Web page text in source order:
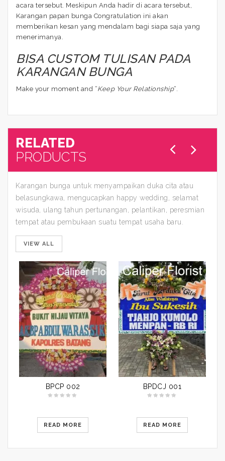
acara tersebut. Meskipun Anda hadir di acara tersebut,
Karangan papan bunga Congratulation ini akan
memberikan kesan yang mendalam bagi siapa saja yang
menerimanya.
BISA CUSTOM TULISAN PADA
KARANGAN BUNGA
Make your moment and “Keep Your Relationship“.
RELATED
PRODUCTS
Karangan bunga untuk menyampaikan duka cita atau
belasungkawa, mengucapkan happy wedding, selamat
wisuda, ulang tahun pertunangan, pelantikan, peresmian
tempat atau pembukaan suatu tempat usaha baru.
VIEW ALL
BPCP 002
READ MORE
BPDCJ 001
READ MORE